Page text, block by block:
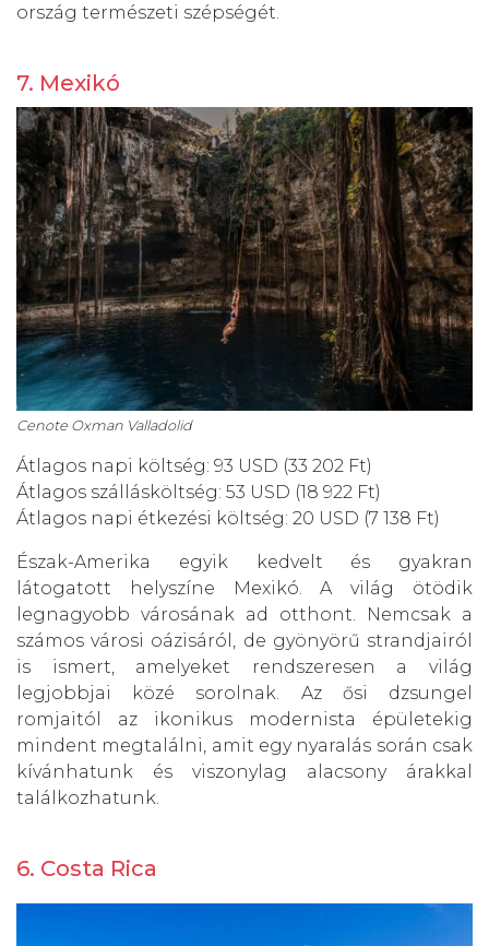
ország természeti szépségét.
7. Mexikó
Cenote Oxman Valladolid
Átlagos napi költség: 93 USD (33 202 Ft)
Átlagos szállásköltség: 53 USD (18 922 Ft)
Átlagos napi étkezési költség: 20 USD (7 138 Ft)
Észak-Amerika egyik kedvelt és gyakran
látogatott helyszíne Mexikó. A világ ötödik
legnagyobb városának ad otthont. Nemcsak a
számos városi oázisáról, de gyönyörű strandjairól
is ismert, amelyeket rendszeresen a világ
legjobbjai közé sorolnak. Az ősi dzsungel
romjaitól az ikonikus modernista épületekig
mindent megtalálni, amit egy nyaralás során csak
kívánhatunk és viszonylag alacsony árakkal
találkozhatunk.
6. Costa Rica